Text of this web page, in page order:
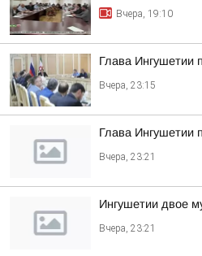
Вчера, 19:10
Глава Ингушетии
Вчера, 23:15
Глава Ингушетии
Вчера, 23:21
Ингушетии двое
Вчера, 23:21